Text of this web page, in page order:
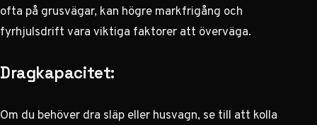
ofta på grusvägar, kan högre markfrigång och
fyrhjulsdrift vara viktiga faktorer att överväga.
Dragkapacitet:
Om du behöver dra släp eller husvagn, se till att kolla